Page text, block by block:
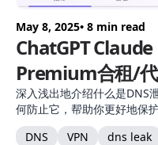
May 8, 2025• 8 min read
ChatGPT
Premium合租/
深入浅出地介绍什么是DNS
何防止它，帮助你更好地保护
DNS
VPN dns leak